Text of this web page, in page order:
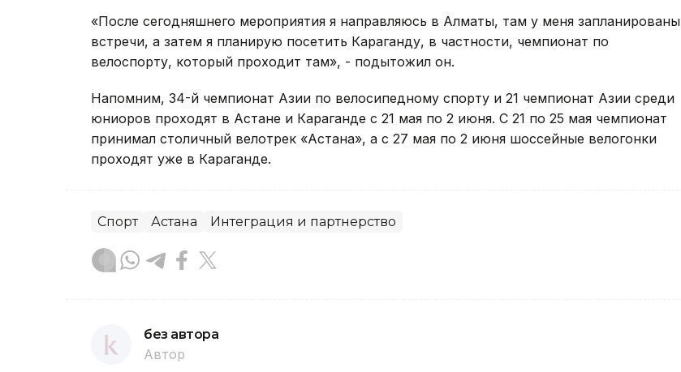
«После сегодняшнего мероприятия я направляюсь в Алматы, там у меня запланированы
встречи, а затем я планирую посетить Караганду, в частности, чемпионат по
велоспорту, который проходит там», - подытожил он.
Напомним, 34-й чемпионат Азии по велосипедному спорту и 21 чемпионат Азии среди
юниоров проходят в Астане и Караганде с 21 мая по 2 июня. С 21 по 25 мая чемпионат
принимал столичный велотрек «Астана», а с 27 мая по 2 июня шоссейные велогонки
проходят уже в Караганде.
Спорт Астана Интеграция и партнерство
без автора
Автор